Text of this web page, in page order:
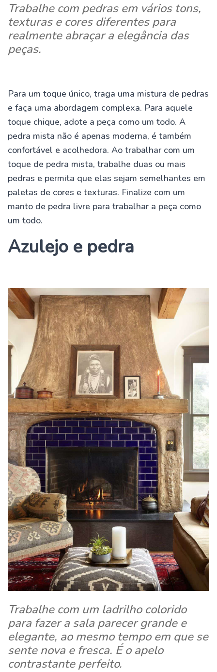
Trabalhe com pedras em vários tons,
texturas e cores diferentes para
realmente abraçar a elegância das
peças.
Para um toque único, traga uma mistura de pedras
e faça uma abordagem complexa. Para aquele
toque chique, adote a peça como um todo. A
pedra mista não é apenas moderna, é também
confortável e acolhedora. Ao trabalhar com um
toque de pedra mista, trabalhe duas ou mais
pedras e permita que elas sejam semelhantes em
paletas de cores e texturas. Finalize com um
manto de pedra livre para trabalhar a peça como
um todo.
Azulejo e pedra
Trabalhe com um ladrilho colorido
para fazer a sala parecer grande e
elegante, ao mesmo tempo em que se
sente nova e fresca. É o apelo
contrastante perfeito.